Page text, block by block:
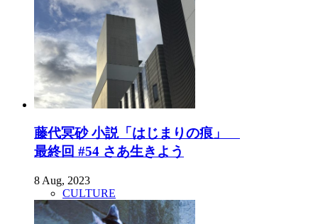
藤代冥砂 小説「はじまりの痕」
最終回 #54 さあ生きよう
8 Aug, 2023
CULTURE